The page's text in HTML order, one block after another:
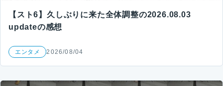
【スト6】久しぶりに来た全体調整の2026.08.03
updateの感想
エンタメ 2026/08/04